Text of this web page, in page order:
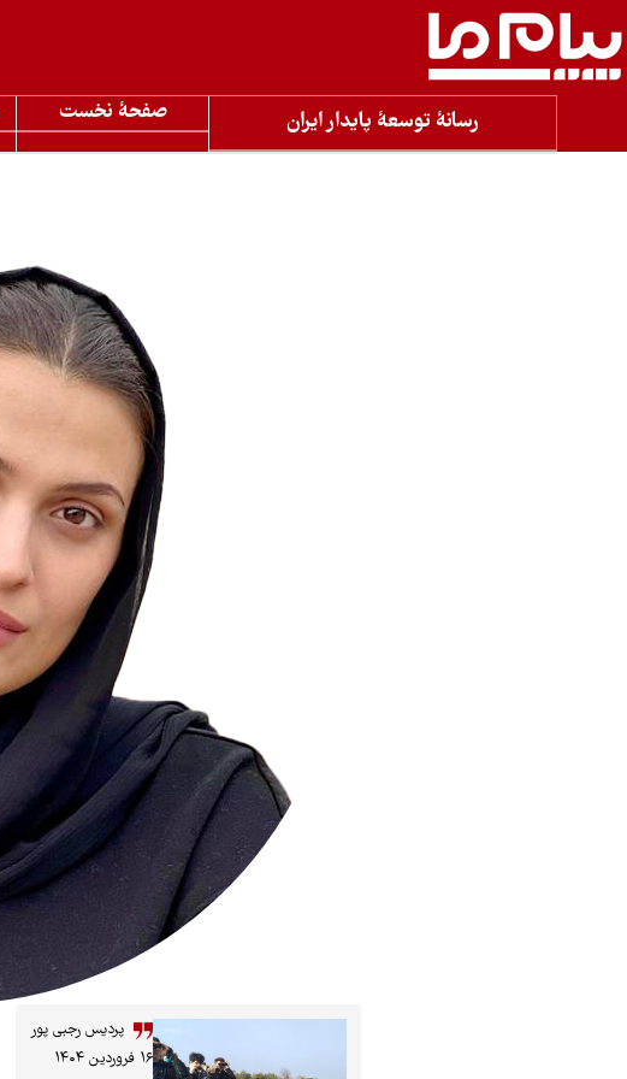
رسانۀ توسعۀ پایدار ایران صفحۀ نخست
پردیس رجبی پور
۱۶ فروردین ۱۴۰۴